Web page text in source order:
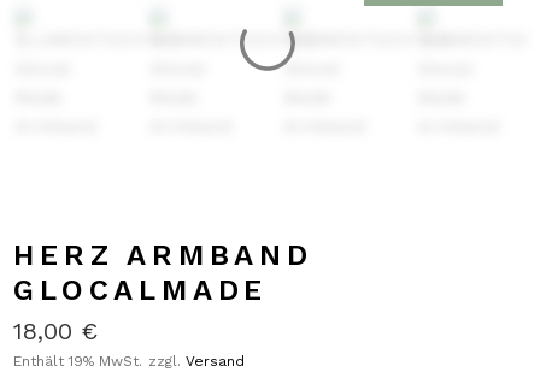
HERZ ARMBAND
GLOCALMADE
18,00 €
Enthält 19% MwSt. zzgl.Versand